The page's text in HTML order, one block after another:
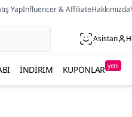
YapInfluencer & AffiliateHakkımızda
Asistan
İNDIRIM KUPONLAR yeni